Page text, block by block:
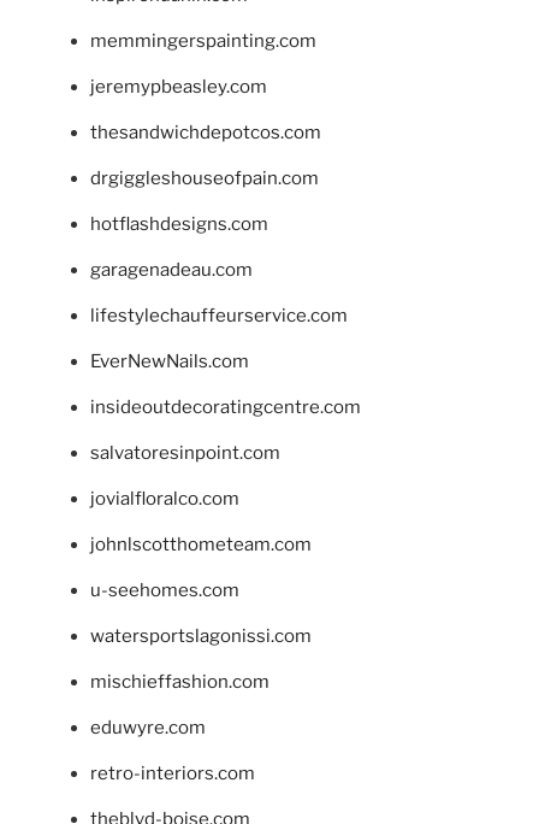
memmingerspainting.com
jeremypbeasley.com
thesandwichdepotcos.com
drgiggleshouseofpain.com
hotflashdesigns.com
garagenadeau.com
lifestylechauffeurservice.com
EverNewNails.com
insideoutdecoratingcentre.com
salvatoresinpoint.com
jovialfloralco.com
johnlscotthometeam.com
u-seehomes.com
watersportslagonissi.com
mischieffashion.com
eduwyre.com
retro-interiors.com
theblvd-boise.com